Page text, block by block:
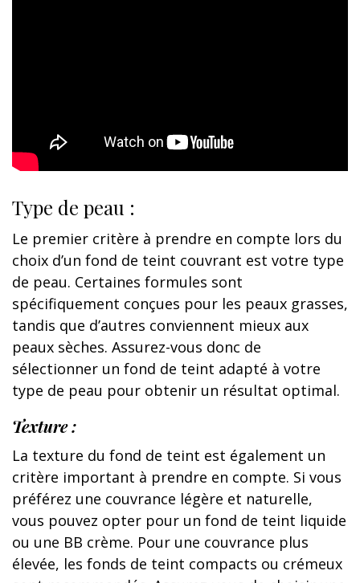
Type de peau :
Le premier critère à prendre en compte lors du
choix d’un fond de teint couvrant est votre type
de peau. Certaines formules sont
spécifiquement conçues pour les peaux grasses,
tandis que d’autres conviennent mieux aux
peaux sèches. Assurez-vous donc de
sélectionner un fond de teint adapté à votre
type de peau pour obtenir un résultat optimal.
Texture :
La texture du fond de teint est également un
critère important à prendre en compte. Si vous
préférez une couvrance légère et naturelle,
vous pouvez opter pour un fond de teint liquide
ou une BB crème. Pour une couvrance plus
élevée, les fonds de teint compacts ou crémeux